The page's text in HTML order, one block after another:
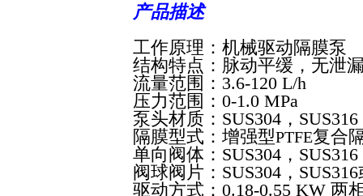
产品描述
工作原理 ： 机械驱动隔膜泵
结构特点： 脉动平缓，无泄
流量范围： 3.6-120 L/h
压力范围： 0-1.0 MPa
泵头材质： SUS304 ， SUS316
隔膜型式： 增强型PTFE复合
单向阀体： SUS304 ， SUS316
阀球阀片： SUS304 ， SUS316
驱动方式： 0.18-0.55 KW 两